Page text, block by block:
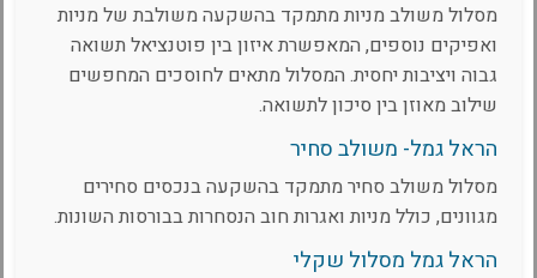
מסלול משולב מניות מתמקד בהשקעה משולבת של מניות
ואפיקים נוספים, המאפשרת איזון בין פוטנציאל תשואה
גבוה ויציבות יחסית. המסלול מתאים לחוסכים המחפשים
שילוב מאוזן בין סיכון לתשואה.
הראל גמל- משולב סחיר
מסלול משולב סחיר מתמקד בהשקעה בנכסים סחירים
מגוונים, כולל מניות ואגרות חוב הנסחרות בבורסות השונות.
הראל גמל מסלול שקלי